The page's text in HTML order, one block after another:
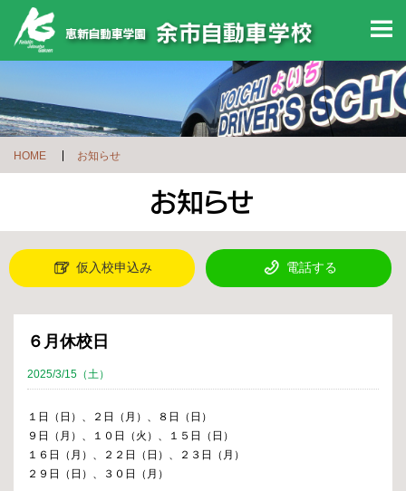
HOME お知らせ
仮入校申込み 電話する
６月休校日
2025/3/15（土）
１日（日）、２日（月）、８日（日）
９日（月）、１０日（火）、１５日（日）
１６日（月）、２２日（日）、２３日（月）
２９日（日）、３０日（月）